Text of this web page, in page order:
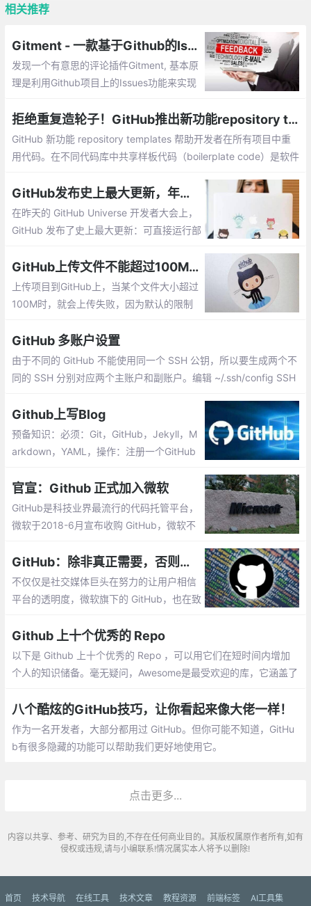
相关推荐
Gitment - 一款基于Github的Issues实现的评论插件
发现一个有意思的评论插件Gitment, 基本原
理是利用Github项目上的Issues功能来实现
和自己的博客集成起来也比较简单，一个cs
s文件，一个js文件，一段初始化代码就可以
了。
拒绝重复造轮子！GitHub推出新功能repository templates
GitHub 新功能 repository templates 帮助开发者在所有项目中重
用代码。在不同代码库中共享样板代码（boilerplate code）是软件
序员更加高效地完成从想法到程序的转变GitHub发布史上最大更新，年度报告出炉！
在昨天的 GitHub Universe 开发者大会上，
GitHub 发布了史上最大更新：可直接运行部
8 年的 GitHub 年度报告，包括最热门的开
源项目和编程语言，让我们一起来先睹为
快！
GitHub上传文件不能超过100M的解决办法
上传项目到GitHub上，当某个文件大小超过
100M时，就会上传失败，因为默认的限制
上传超过100M的文件，就需要我们自己去
修改配置。
GitHub 多账户设置
由于不同的 GitHub 不能使用同一个 SSH 公钥，所以要生成两个不
同的 SSH 分别对应两个主账户和副账户。编辑 ~/.ssh/config SSH
程仓库需要这样添加,部署相应的 SSH 公钥到 GitHub 后，尝试在
相应的本地仓库 git push 几个文件测试。
Github上写Blog
预备知识：必须：Git，GitHub，Jekyll，M
arkdown，YAML，操作：注册一个GitHub
ub网站；创建一个空的项目，在项目里面创
建index.md，或者index.html，提交后，博
客首页就建好了。
官宣：Github 正式加入微软
GitHub是科技业界最流行的代码托管平台，
微软于2018-6月宣布收购 GitHub，微软不
在2018-10月Github 正式宣布加入了微软大
家庭
GitHub：除非真正需要，否则我们不会删除您的任何内容
不仅仅是社交媒体巨头在努力的让用户相信
平台的透明度，微软旗下的 GitHub，也在致
员的社区
Github 上十个优秀的 Repo
以下是 Github 上十个优秀的 Repo ，可以用它们在短时间内增加
个人的知识储备。毫无疑问，Awesome是最受欢迎的库，它涵盖了
超123,000星，且其内容庞大
八个酷炫的GitHub技巧，让你看起来像大佬一样！
作为一名开发者，大部分都用过 GitHub。但你可能不知道，GitHu
b有很多隐藏的功能可以帮助我们更好地使用它。
点击更多...
内容以共享、参考、研究为目的,不存在任何商业目的。其版权属原作者所有,如有
侵权或违规,请与小编联系!情况属实本人将予以删除!
首页 技术导航 在线工具 技术文章 教程资源 前端标签 AI工具集